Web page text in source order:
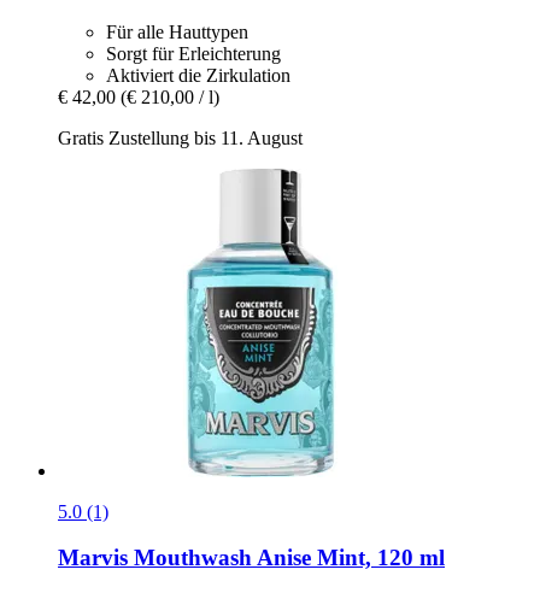
Für alle Hauttypen
Sorgt für Erleichterung
Aktiviert die Zirkulation
€ 42,00 (€ 210,00 / l)
Gratis Zustellung bis 11. August
5.0 (1)
Marvis Mouthwash Anise Mint, 120 ml